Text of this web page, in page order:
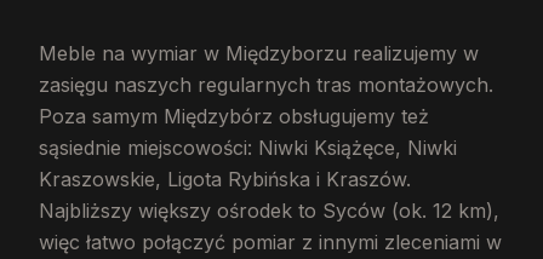
Meble na wymiar w Międzyborzu realizujemy w
zasięgu naszych regularnych tras montażowych.
Poza samym Międzybórz obsługujemy też
sąsiednie miejscowości: Niwki Książęce, Niwki
Kraszowskie, Ligota Rybińska i Kraszów.
Najbliższy większy ośrodek to Syców (ok. 12 km),
więc łatwo połączyć pomiar z innymi zleceniami w